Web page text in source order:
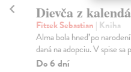
Dievča z
Fitzek Sebastian | Kniha
Alma bola hneď po
daná na adopciu. V spise sa
Do 6 dní